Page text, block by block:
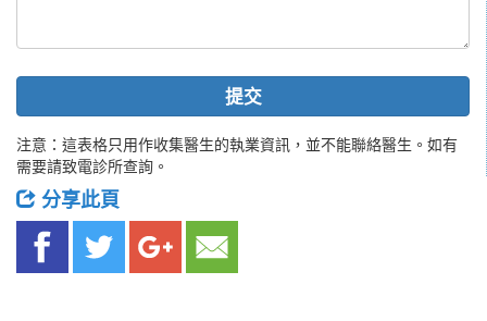
提交
注意：這表格只用作收集醫生的執業資訊，並不能聯絡醫生。如有
需要請致電診所查詢。
分享此頁